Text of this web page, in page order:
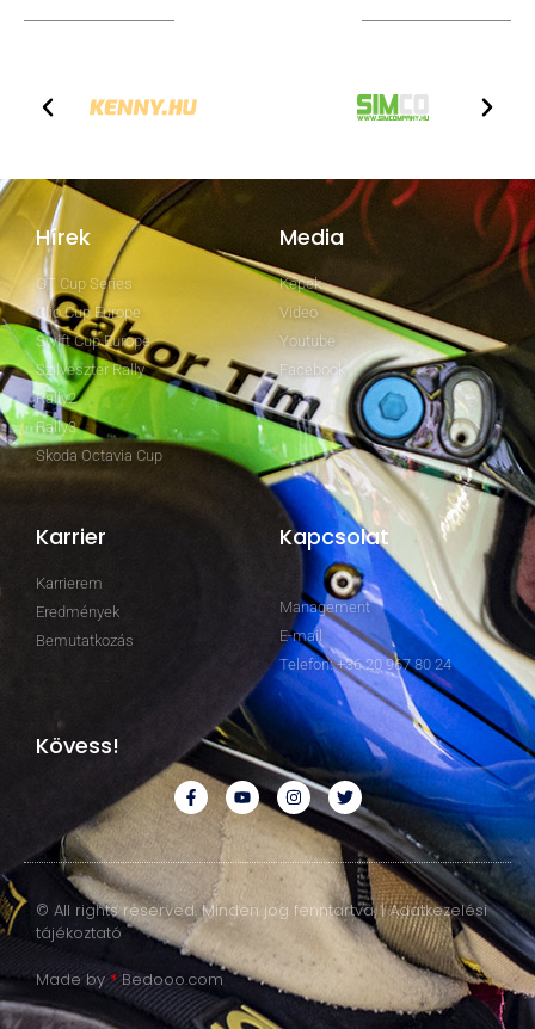
Hírek
GT Cup Series
Clio Cup Europe
Swift Cup Europe
Szilveszter Rally
Rally2
Rally3
Skoda Octavia Cup
Media
Képek
Video
Youtube
Facebook
Karrier
Karrierem
Eredmények
Bemutatkozás
Kapcsolat
Management
E-mail
Telefon: +36 20 967 80 24
Kövess!
© All rights reserved. Minden jog fenntartva. | Adatkezelési
tájékoztató
Made by *Bedooo.com